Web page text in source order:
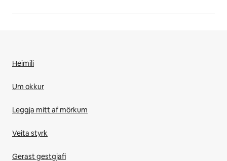
Heimili
Um okkur
Leggja mitt af mörkum
Veita styrk
Gerast gestgjafi